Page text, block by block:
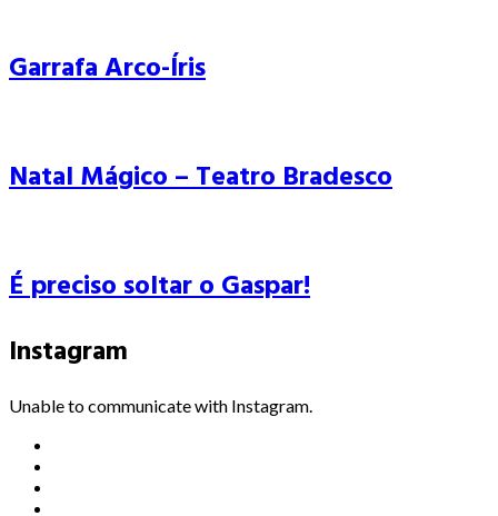
Garrafa Arco-Íris
Natal Mágico – Teatro Bradesco
É preciso soltar o Gaspar!
Instagram
Unable to communicate with Instagram.